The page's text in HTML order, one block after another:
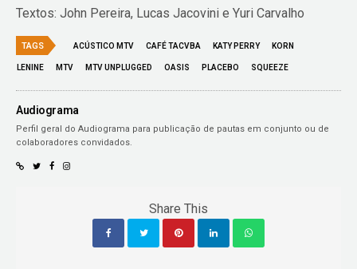
Textos: John Pereira, Lucas Jacovini e Yuri Carvalho
TAGS ACÚSTICO MTV CAFÉ TACVBA KATY PERRY KORN
LENINE MTV MTV UNPLUGGED OASIS PLACEBO SQUEEZE
Audiograma
Perfil geral do Audiograma para publicação de pautas em conjunto ou de
colaboradores convidados.
Share This